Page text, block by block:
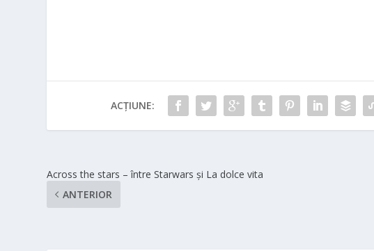
ACȚIUNE:
Across the stars – între Starwars și La dolce vita
ANTERIOR